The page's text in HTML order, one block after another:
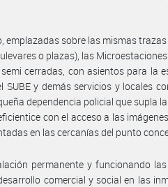
emplazadas sobre las mismas
o plazas), las
cerradas, con asientos para la
SUBE y demás servicios y locales
dependencia policial que supla
con el acceso a las
en las cercanías del punto
permanente y funcionando
comercial y social en las